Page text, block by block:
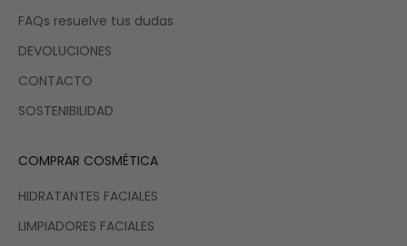
FAQs resuelve tus dudas
DEVOLUCIONES
CONTACTO
SOSTENIBILIDAD
COMPRAR COSMÉTICA
HIDRATANTES FACIALES
LIMPIADORES FACIALES